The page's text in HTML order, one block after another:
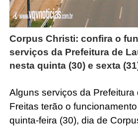
Corpus Christi: confira o
serviços da Prefeitura de
nesta quinta (30) e sexta
Alguns serviços da Prefeitura
Freitas terão o
quinta-feira (30), dia de